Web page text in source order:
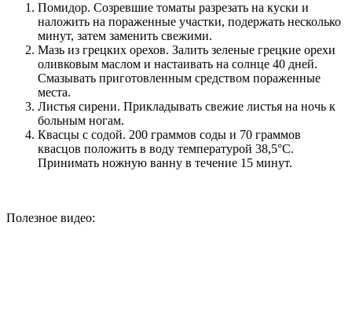
Помидор. Созревшие томаты разрезать на куски и
наложить на пораженные участки, подержать несколько
минут, затем заменить свежими.
Мазь из грецких орехов. Залить зеленые грецкие орехи
оливковым маслом и настаивать на солнце 40 дней.
Смазывать приготовленным средством пораженные
места.
Листья сирени. Прикладывать свежие листья на ночь к
больным ногам.
Квасцы с содой. 200 граммов соды и 70 граммов
квасцов положить в воду температурой 38,5°C.
Принимать ножную ванну в течение 15 минут.
Полезное видео: